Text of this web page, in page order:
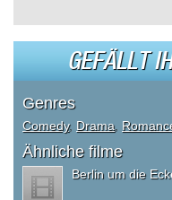
GEFÄLLT
Genres
Comedy, Drama
Ähnliche filme
Berlin um die